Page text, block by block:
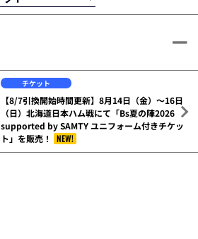
チケット
【8/7引換開始時間更新】8月14日（金）～16日
（日）北海道日本ハム戦にて「Bs夏の陣2026
supported by SAMTY ユニフォーム付きチケッ
ト」を販売！ NEW!